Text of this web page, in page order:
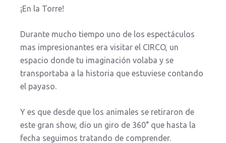
¡En la Torre!
Durante mucho tiempo uno de los espectáculos
mas impresionantes era visitar el CIRCO, un
espacio donde tu imaginación volaba y se
transportaba a la historia que estuviese contando
el payaso.
Y es que desde que los animales se retiraron de
este gran show, dio un giro de 360° que hasta la
fecha seguimos tratando de comprender.